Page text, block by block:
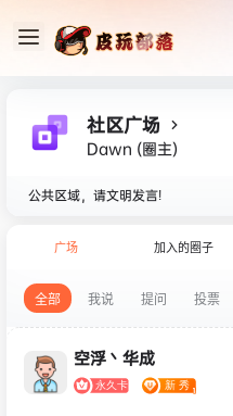
社区广场
Dawn (圈主)
公共区域，请文明发言!
广场 加入的圈子
全部 我说 提问 投票
空浮丶华成